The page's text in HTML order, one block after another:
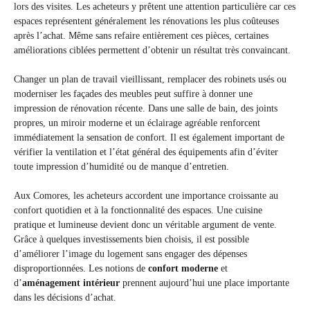
lors des visites. Les acheteurs y prêtent une attention particulière car ces
espaces représentent généralement les rénovations les plus coûteuses
après l’achat. Même sans refaire entièrement ces pièces, certaines
améliorations ciblées permettent d’obtenir un résultat très convaincant.
Changer un plan de travail vieillissant, remplacer des robinets usés ou
moderniser les façades des meubles peut suffire à donner une
impression de rénovation récente. Dans une salle de bain, des joints
propres, un miroir moderne et un éclairage agréable renforcent
immédiatement la sensation de confort. Il est également important de
vérifier la ventilation et l’état général des équipements afin d’éviter
toute impression d’humidité ou de manque d’entretien.
Aux Comores, les acheteurs accordent une importance croissante au
confort quotidien et à la fonctionnalité des espaces. Une cuisine
pratique et lumineuse devient donc un véritable argument de vente.
Grâce à quelques investissements bien choisis, il est possible
d’améliorer l’image du logement sans engager des dépenses
disproportionnées. Les notions de confort moderne et
d’aménagement intérieur prennent aujourd’hui une place importante
dans les décisions d’achat.